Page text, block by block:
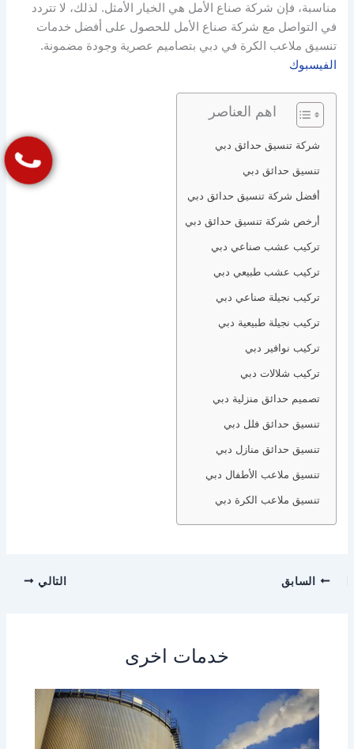
مناسبة، فإن شركة صناع الأمل هي الخيار الأمثل. لذلك، لا تتردد
في التواصل مع شركة صناع الأمل للحصول على أفضل خدمات
تنسيق ملاعب الكرة في دبي بتصاميم عصرية وجودة مضمونة.
الفيسبوك
اهم العناصر
شركة تنسيق حدائق دبي
تنسيق حدائق دبي
أفضل شركة تنسيق حدائق دبي
أرخص شركة تنسيق حدائق دبي
تركيب عشب صناعي دبي
تركيب عشب طبيعي دبي
تركيب نجيلة صناعي دبي
تركيب نجيلة طبيعية دبي
تركيب نوافير دبي
تركيب شلالات دبي
تصميم حدائق منزلية دبي
تنسيق حدائق فلل دبي
تنسيق حدائق منازل دبي
تنسيق ملاعب الأطفال دبي
تنسيق ملاعب الكرة دبي
السابق التالي
خدمات اخرى